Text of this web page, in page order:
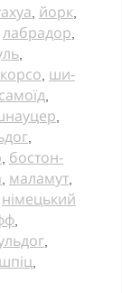
йорк
лабрадор
ши-
самоїд
бостон-
маламут
німецький
шпіц